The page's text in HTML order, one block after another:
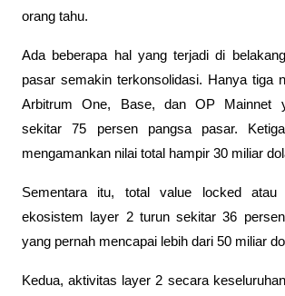
orang tahu.
Ada beberapa hal yang terjadi di
pasar semakin terkonsolidasi. Hanya tiga
Arbitrum One, Base, dan OP Mainnet
sekitar 75 persen pangsa pasar.
mengamankan nilai total hampir 30 miliar
Sementara itu, total value locked
ekosistem layer 2 turun sekitar 36
yang pernah mencapai lebih dari 50 miliar
Kedua, aktivitas layer 2 secara